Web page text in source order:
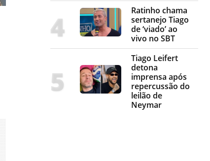
Ratinho chama
sertanejo Tiago
de ‘viado’ ao
vivo no SBT
Tiago Leifert
detona
imprensa após
repercussão do
leilão de
Neymar